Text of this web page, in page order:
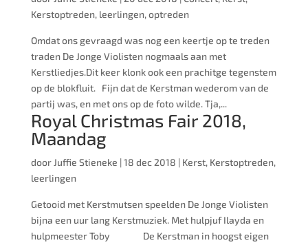
Kerstoptreden, leerlingen,optreden
Omdat ons gevraagd was nog een keertje op te treden
traden De Jonge Violisten nogmaals aan met
Kerstliedjes.Dit keer klonk ook een prachitge tegenstem
op de blokfluit. Fijn dat de Kerstman wederom van de
partij was, en met ons op de foto wilde. Tja,...
Royal Christmas Fair 2018,
Maandag
door Juffie Stieneke |18 dec 2018 | Kerst, Kerstoptreden,
leerlingen
Getooid met Kerstmutsen speelden De Jonge Violisten
bijna een uur lang Kerstmuziek. Met hulpjuf Ilayda en
hulpmeester Toby De Kerstman in hoogst eigen